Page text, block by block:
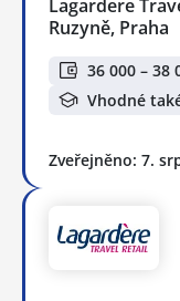
Lagardere
Ruzyně, Praha
36 000 – 38
Vhodné
Zveřejněno: 7.